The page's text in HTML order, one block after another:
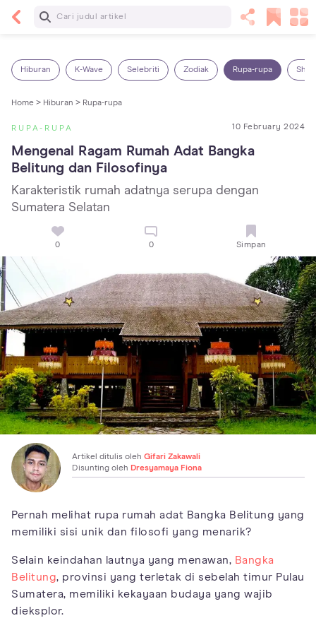
Baca Selanjutnya
Hiburan K-Wave Selebriti Zodiak Rupa-rupa
Home > Hiburan > Rupa-rupa
RUPA-RUPA 10 February 2024
Mengenal Ragam Rumah Adat Bangka
Belitung dan Filosofinya
Karakteristik rumah adatnya serupa dengan
Sumatera Selatan
0 0 Simpan
Artikel ditulis oleh Gifari Zakawali
Disunting oleh Dresyamaya Fiona
Pernah melihat rupa rumah adat Bangka Belitung yang
memiliki sisi unik dan filosofi yang menarik?
Selain keindahan lautnya yang menawan, Bangka
Belitung, provinsi yang terletak di sebelah timur Pulau
Sumatera, memiliki kekayaan budaya yang wajib
dieksplor.